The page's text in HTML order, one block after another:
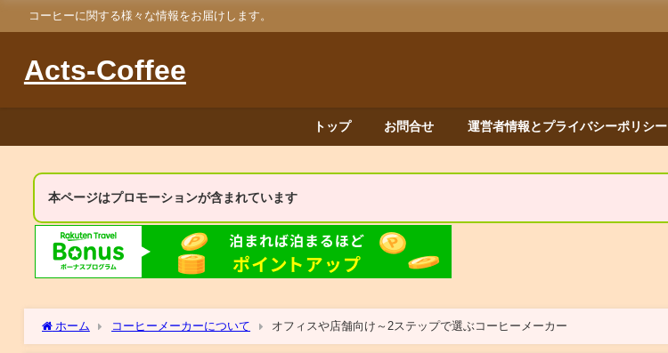
コーヒーに関する様々な情報をお届けします。
Acts-Coffee
トップ お問合せ 運営者情報とプライバシーポリシー
本ページはプロモーションが含まれています
ホーム コーヒーメーカーについて オフィスや店舗向け～2ステップで選ぶコーヒーメーカー